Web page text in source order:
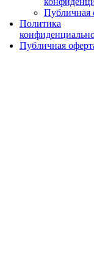
Публичная
Политика
Публичная